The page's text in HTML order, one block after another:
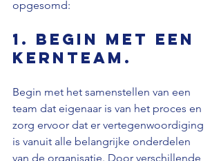
opgesomd:
1. Begin met een
kernteam.
Begin met het samenstellen van een
team dat eigenaar is van het proces en
zorg ervoor dat er vertegenwoordiging
is vanuit alle belangrijke onderdelen
van de organisatie. Door verschillende